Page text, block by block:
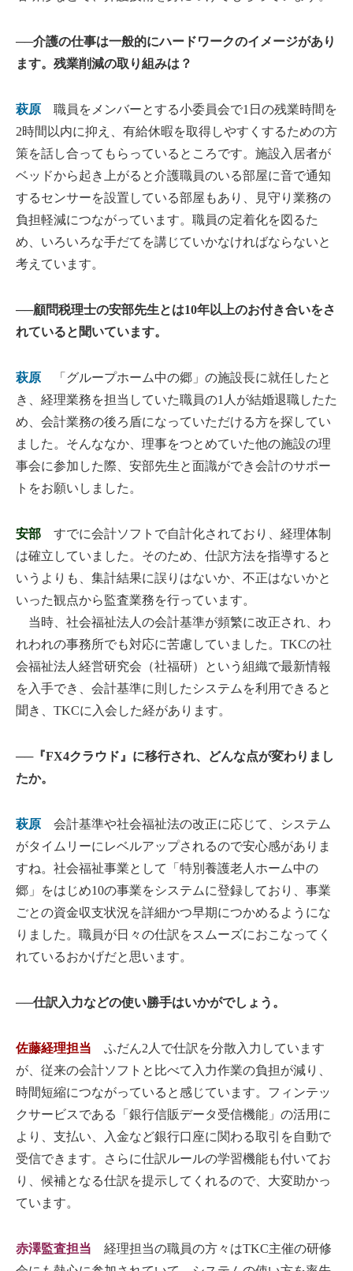
──介護の仕事は一般的にハードワークのイメージがあり
ます。残業削減の取り組みは？
萩原 職員をメンバーとする小委員会で1日の残業時間を
2時間以内に抑え、有給休暇を取得しやすくするための方
策を話し合ってもらっているところです。施設入居者が
ベッドから起き上がると介護職員のいる部屋に音で通知
するセンサーを設置している部屋もあり、見守り業務の
負担軽減につながっています。職員の定着化を図るた
め、いろいろな手だてを講じていかなければならないと
考えています。
──顧問税理士の安部先生とは10年以上のお付き合いをさ
れていると聞いています。
萩原 「グループホーム中の郷」の施設長に就任したと
き、経理業務を担当していた職員の1人が結婚退職したた
め、会計業務の後ろ盾になっていただける方を探してい
ました。そんななか、理事をつとめていた他の施設の理
事会に参加した際、安部先生と面識ができ会計のサポー
トをお願いしました。
安部 すでに会計ソフトで自計化されており、経理体制
は確立していました。そのため、仕訳方法を指導すると
いうよりも、集計結果に誤りはないか、不正はないかと
いった観点から監査業務を行っています。
当時、社会福祉法人の会計基準が頻繁に改正され、わ
れわれの事務所でも対応に苦慮していました。TKCの社
会福祉法人経営研究会（社福研）という組織で最新情報
を入手でき、会計基準に則したシステムを利用できると
聞き、TKCに入会した経があります。
──『FX4クラウド』に移行され、どんな点が変わりまし
たか。
萩原 会計基準や社会福祉法の改正に応じて、システム
がタイムリーにレベルアップされるので安心感がありま
すね。社会福祉事業として「特別養護老人ホーム中の
郷」をはじめ10の事業をシステムに登録しており、事業
ごとの資金収支状況を詳細かつ早期につかめるようにな
りました。職員が日々の仕訳をスムーズにおこなってく
れているおかげだと思います。
──仕訳入力などの使い勝手はいかがでしょう。
佐藤経理担当 ふだん2人で仕訳を分散入力しています
が、従来の会計ソフトと比べて入力作業の負担が減り、
時間短縮につながっていると感じています。フィンテッ
クサービスである「銀行信販データ受信機能」の活用に
より、支払い、入金など銀行口座に関わる取引を自動で
受信できます。さらに仕訳ルールの学習機能も付いてお
り、候補となる仕訳を提示してくれるので、大変助かっ
ています。
赤澤監査担当 経理担当の職員の方々はTKC主催の研修